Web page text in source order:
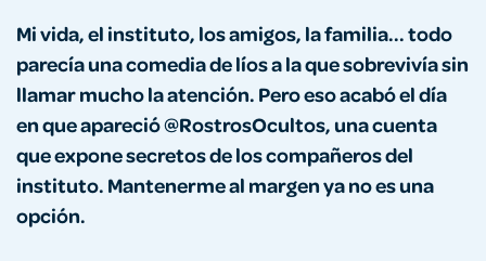
Mi vida, el instituto, los amigos, la familia... todo
parecía una comedia de líos a la que sobrevivía sin
llamar mucho la atención. Pero eso acabó el día
en que apareció @RostrosOcultos, una cuenta
que expone secretos de los compañeros del
instituto. Mantenerme al margen ya no es una
opción.